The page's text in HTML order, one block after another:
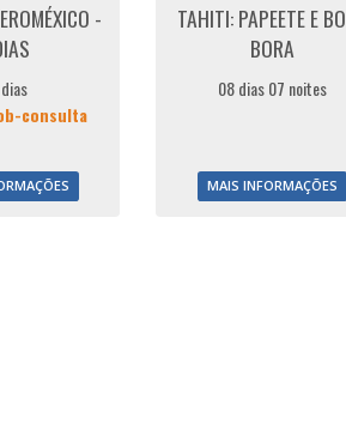
-
consulta
TAHITI: PAPEETE E
BORA
08 dias 07 noites
MAIS INFORMAÇÕES